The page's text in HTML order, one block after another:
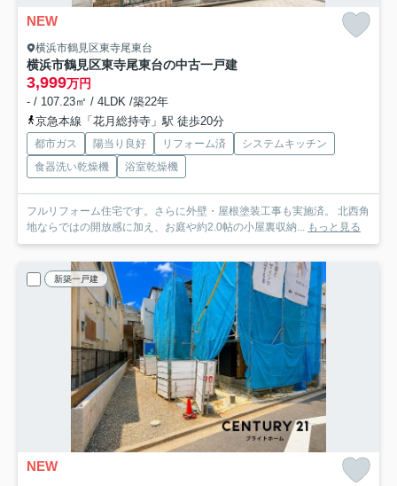
NEW
横浜市鶴見区東寺尾東台
横浜市鶴見区東寺尾東台の中古一戸建
3,999万円
- / 107.23㎡ / 4LDK /築22年
京急本線「花月総持寺」駅 徒歩20分
都市ガス 陽当り良好 リフォーム済
システムキッチン
食器洗い乾燥機
浴室乾燥機
フルリフォーム住宅です。さらに外壁・屋根塗装工事も実施済。 北西角
地ならではの開放感に加え、お庭や約2.0帖の小屋裏収納... もっと見る
新築一戸建
NEW